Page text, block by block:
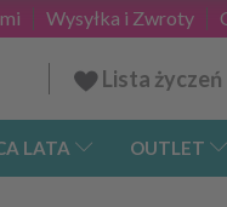
Wysyłka i Zwroty
Lista życzeń
LATA OUTLET